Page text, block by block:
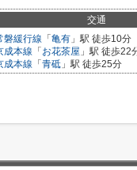
交通
磐緩行線 「 亀有 」駅 徒歩10分
成本線 「 お花茶屋 」駅 徒歩22
成本線 「 青砥 」駅 徒歩25分